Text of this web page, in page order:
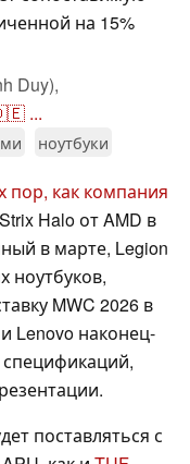
на 15%
Duy),
...
ноутбуки
пор, как компания
Halo от AMD в
в марте, Legion
ноутбуков,
MWC 2026 в
Lenovo наконец-
поставляться с